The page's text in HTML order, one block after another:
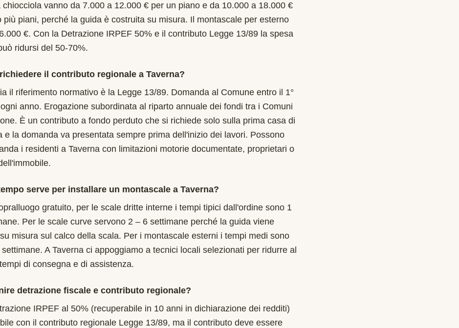
chiocciola vanno da 7.000 a 12.000 € per un piano e da 10.000 a 18.000 €
più piani, perché la guida è costruita su misura. Il montascale per esterno
€. Con la Detrazione IRPEF 50% e il contributo Legge 13/89 la spesa
ridursi del 50-70%.
il contributo regionale a Taverna?
il riferimento normativo è la Legge 13/89. Domanda al Comune entro il 1°
anno. Erogazione subordinata al riparto annuale dei fondi tra i Comuni
È un contributo a fondo perduto che si richiede solo sulla prima casa di
e la domanda va presentata sempre prima dell'inizio dei lavori. Possono
i residenti a Taverna con limitazioni motorie documentate, proprietari o
serve per installare un montascale a Taverna?
gratuito, per le scale dritte interne i tempi tipici dall'ordine sono 1
Per le scale curve servono 2 – 6 settimane perché la guida viene
misura sul calco della scala. Per i montascale esterni i tempi medi sono
A Taverna ci appoggiamo a tecnici locali selezionati per ridurre al
di consegna e di assistenza.
detrazione fiscale e contributo regionale?
IRPEF al 50% (recuperabile in 10 anni in dichiarazione dei redditi)
con il contributo regionale Legge 13/89, ma il contributo deve essere